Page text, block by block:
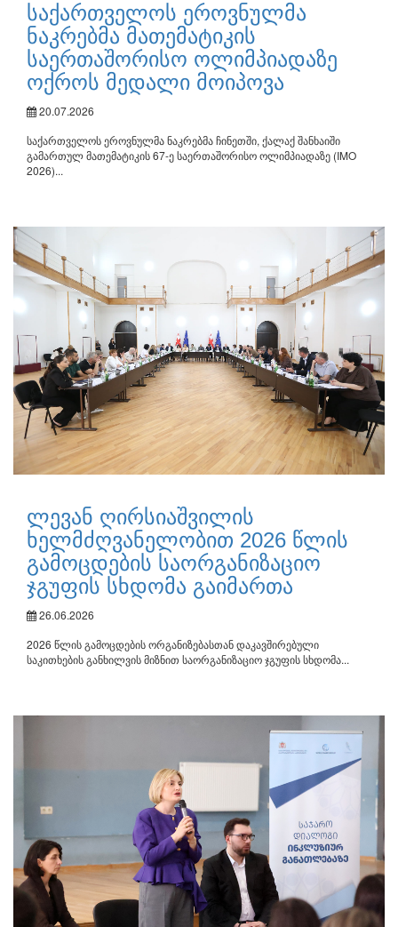
საქართველოს ეროვნულმა
ნაკრებმა მათემატიკის
საერთაშორისო ოლიმპიადაზე
ოქროს მედალი მოიპოვა
20.07.2026
საქართველოს ეროვნულმა ნაკრებმა ჩინეთში, ქალაქ შანხაიში
გამართულ მათემატიკის 67-ე საერთაშორისო ოლიმპიადაზე (IMO
2026)...
ლევან ღირსიაშვილის
ხელმძღვანელობით 2026 წლის
გამოცდების საორგანიზაციო
ჯგუფის სხდომა გაიმართა
26.06.2026
2026 წლის გამოცდების ორგანიზებასთან დაკავშირებული
საკითხების განხილვის მიზნით საორგანიზაციო ჯგუფის სხდომა...